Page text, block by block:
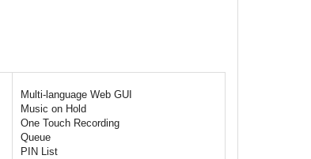
Multi-language Web GUI
Music on Hold
One Touch Recording
Queue
PIN List